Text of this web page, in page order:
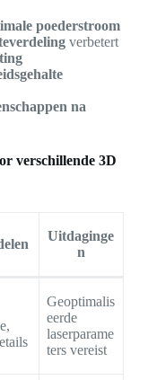
poederstroom
verbetert
na
verschillende 3D
Uitdaginge
n
Geoptimalis
eerde
laserparame
ters vereist